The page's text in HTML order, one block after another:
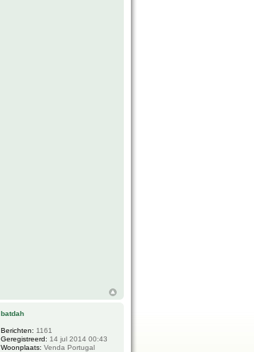
batdah
Berichten: 1161
Geregistreerd: 14 jul 2014 00:43
Woonplaats: Venda Portugal